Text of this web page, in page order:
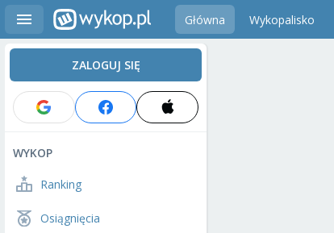
Główna Wykopalisko
ZALOGUJ SIĘ
WYKOP
Ranking
Osiągnięcia